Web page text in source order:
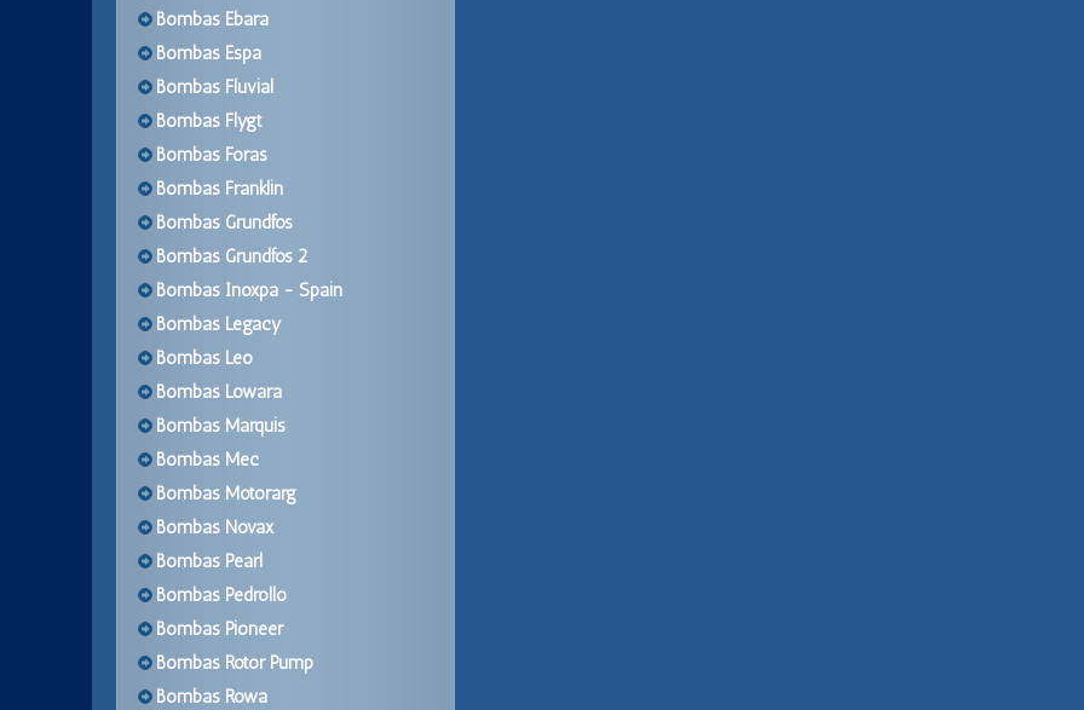
Bombas Ebara
Bombas Espa
Bombas Fluvial
Bombas Flygt
Bombas Foras
Bombas Franklin
Bombas Grundfos
Bombas Grundfos 2
Bombas Inoxpa - Spain
Bombas Legacy
Bombas Leo
Bombas Lowara
Bombas Marquis
Bombas Mec
Bombas Motorarg
Bombas Novax
Bombas Pearl
Bombas Pedrollo
Bombas Pioneer
Bombas Rotor Pump
Bombas Rowa